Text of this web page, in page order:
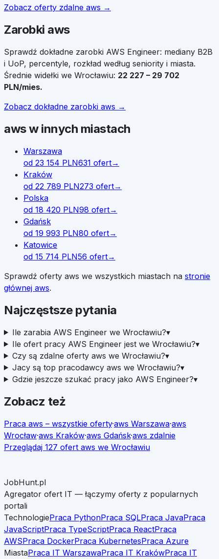
Zobacz oferty zdalne aws →
Zarobki aws
Sprawdź dokładne zarobki AWS Engineer: mediany B2B
i UoP, percentyle, rozkład według seniority i miasta.
Średnie widełki we Wrocławiu: 22 227 – 29 702
PLN/mies.
Zobacz dokładne zarobki aws →
awsw innych miastach
Warszawa
od 23 154 PLN631 ofert→
Kraków
od 22 789 PLN273 ofert→
Polska
od 18 420 PLN98 ofert→
Gdańsk
od 19 993 PLN80 ofert→
Katowice
od 15 714 PLN56 ofert→
Sprawdź oferty aws we wszystkich miastach na stronie
głównej aws.
Najczęstsze pytania
Ile zarabia AWS Engineer we Wrocławiu?▾
Ile ofert pracy AWS Engineer jest we Wrocławiu?▾
Czy są zdalne oferty aws we Wrocławiu?▾
Jacy są top pracodawcy aws we Wrocławiu?▾
Gdzie jeszcze szukać pracy jako AWS Engineer?▾
Zobacz też
Praca aws – wszystkie oferty·aws Warszawa·aws
Wrocław·aws Kraków·aws Gdańsk·aws zdalnie
Przeglądaj 127 ofert aws we Wrocławiu
JobHunt.pl
Agregator ofert IT — łączymy oferty z popularnych
portali
TechnologiePraca PythonPraca SQLPraca JavaPraca
JavaScriptPraca TypeScriptPraca ReactPraca
AWSPraca DockerPraca KubernetesPraca Azure
MiastaPraca IT WarszawaPraca IT KrakówPraca IT